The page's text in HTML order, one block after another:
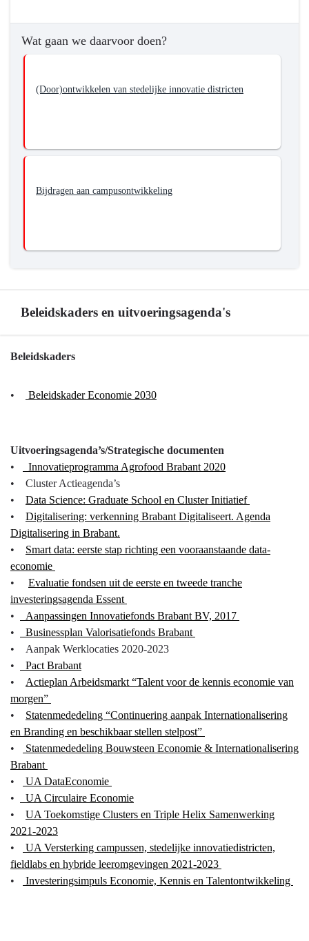
Programma
Economie,
Talentontwikkeling
willen
structuur
Wat gaan we daarvoor doen?
(Door)ontwikkelen van stedelijke innovatie districten
Bijdragen aan campusontwikkeling
Beleidskaders en uitvoeringsagenda's
Terug
navigatie
Economie,
Kennis
Talentontwikkeling
Beleidskaders
uitvoeringsagenda's
Beleidskaders
• Beleidskader Economie 2030
Uitvoeringsagenda’s/Strategische documenten
•
Innovatieprogramma Agrofood Brabant 2020
• Cluster Actieagenda’s
• Data Science: Graduate School en Cluster Initiatief
• Digitalisering: verkenning Brabant Digitaliseert. Agenda
Digitalisering in Brabant.
• Smart data: eerste stap richting een vooraanstaande data-
economie
• Evaluatie fondsen uit de eerste en tweede tranche
investeringsagenda Essent
•
Aanpassingen Innovatiefonds Brabant BV, 2017
•
Businessplan Valorisatiefonds Brabant
• Aanpak Werklocaties 2020-2023
•
Pact Brabant
• Actieplan Arbeidsmarkt “Talent voor de kennis economie van
morgen”
• Statenmededeling “Continuering aanpak Internationalisering
en Branding en beschikbaar stellen stelpost”
•
Statenmededeling Bouwsteen Economie & Internationalisering
Brabant
•
UA DataEconomie
•
UA Circulaire Economie
•
UA Toekomstige Clusters en Triple Helix Samenwerking
2021-2023
•
UA Versterking campussen, stedelijke innovatiedistricten,
fieldlabs en hybride leeromgevingen 2021-2023
•
Investeringsimpuls Economie, Kennis en Talentontwikkeling